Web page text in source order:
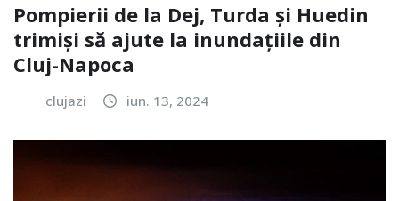
Pompierii de la Dej, Turda și Huedin
trimiși să ajute la inundațiile din
Cluj-Napoca
clujazi iun. 13, 2024